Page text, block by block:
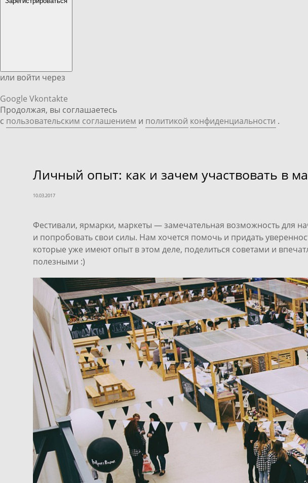
или войти через
Google Vkontakte
Продолжая, вы соглашаетесь
с пользовательским соглашением и политикой конфиденциальности .
Личный опыт: как и зачем участвовать в
10.03.2017
Фестивали, ярмарки, маркеты — замечательная возможность для
и попробовать свои силы. Нам хочется помочь и придать
которые уже имеют опыт в этом деле, поделиться советами и
полезными :)